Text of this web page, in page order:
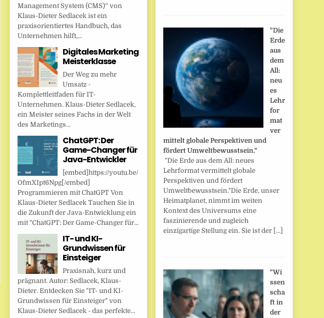
Management System (CMS)“ von
Klaus-Dieter Sedlacek ist ein
praxisorientiertes Handbuch, das
Unternehmen hilft,...
Digitales Marketing
Meisterklasse
Der Weg zu mehr
Umsatz -
Komplettleitfaden für IT-
Unternehmen. Klaus-Dieter Sedlacek,
ein Meister seines Fachs in der Welt
des Marketings...
ChatGPT: Der
Game-Changer für
Java-Entwickler
[embed]https://youtu.be/
OfmXIpt6Npg[/embed]
Programmieren mit ChatGPT Von
Klaus-Dieter Sedlacek Tauchen Sie in
die Zukunft der Java-Entwicklung ein
mit "ChatGPT: Der Game-Changer für...
IT- und KI-
Grundwissen für
Einsteiger
Praxisnah, kurz und
prägnant. Autor: Sedlacek, Klaus-
Dieter. Entdecken Sie "IT- und KI-
Grundwissen für Einsteiger" von
Klaus-Dieter Sedlacek - das perfekte...
"Die
Erde
aus
dem
All:
neu
es
Lehr
for
mat
ver
mittelt globale Perspektiven und
fördert Umweltbewusstsein."
"Die Erde aus dem All: neues
Lehrformat vermittelt globale
Perspektiven und fördert
Umweltbewusstsein."Die Erde, unser
Heimatplanet, nimmt im weiten
Kontext des Universums eine
faszinierende und zugleich
einzigartige Stellung ein. Sie ist der […]
"Wi
ssen
scha
ft in
der